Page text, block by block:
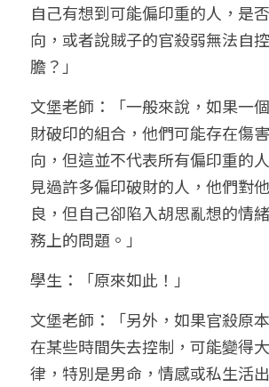
五人實戰班
五行計算初階班
五行計算高階班
團隊訓練營
小兒命名
科學八字輕鬆學
輕鬆學會科學八字推理
常見問題
繁體中文
五行八字線上班
自己有想到可能偏印重的人，是
向，或者說賊子的官殺弱無法自
膽？」
文堡老師：「一般來說，如果一
財破印的組合，他們可能存在傷
向，但這並不代表所有偏印重的
見過許多偏印破財的人，他們對
良，但自己卻陷入胡思亂想的情
務上的問題。」
學生：「原來如此！」
文堡老師：「另外，如果官殺原
在某些時間失去控制，可能變得
律，特別是男命，情感或私生活